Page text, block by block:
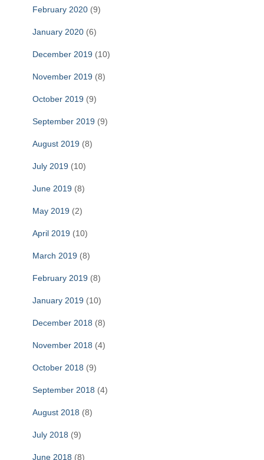
February 2020 (9)
January 2020 (6)
December 2019 (10)
November 2019 (8)
October 2019 (9)
September 2019 (9)
August 2019 (8)
July 2019 (10)
June 2019 (8)
May 2019 (2)
April 2019 (10)
March 2019 (8)
February 2019 (8)
January 2019 (10)
December 2018 (8)
November 2018 (4)
October 2018 (9)
September 2018 (4)
August 2018 (8)
July 2018 (9)
June 2018 (8)